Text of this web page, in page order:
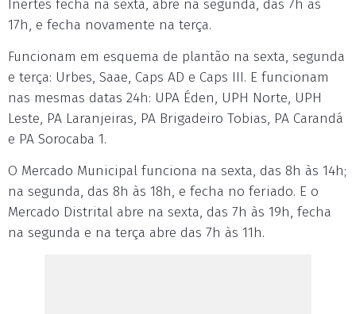
Inertes fecha na sexta, abre na segunda, das 7h às
17h, e fecha novamente na terça.
Funcionam em esquema de plantão na sexta, segunda
e terça: Urbes, Saae, Caps AD e Caps III. E funcionam
nas mesmas datas 24h: UPA Éden, UPH Norte, UPH
Leste, PA Laranjeiras, PA Brigadeiro Tobias, PA Carandá
e PA Sorocaba 1.
O Mercado Municipal funciona na sexta, das 8h às 14h;
na segunda, das 8h às 18h, e fecha no feriado. E o
Mercado Distrital abre na sexta, das 7h às 19h, fecha
na segunda e na terça abre das 7h às 11h.